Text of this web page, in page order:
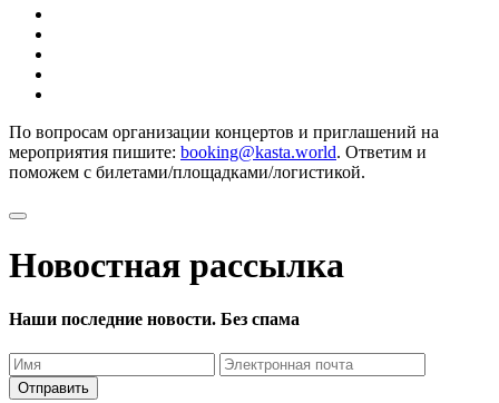
По вопросам организации концертов и приглашений на
мероприятия пишите: booking@kasta.world. Ответим и
поможем с билетами/площадками/логистикой.
Новостная рассылка
Наши последние новости. Без спама
Отправить